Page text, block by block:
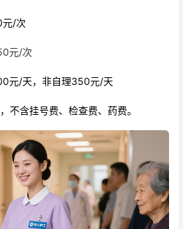
元/次
元/次
元/天，非自理350元/天
不含挂号费、检查费、药费。